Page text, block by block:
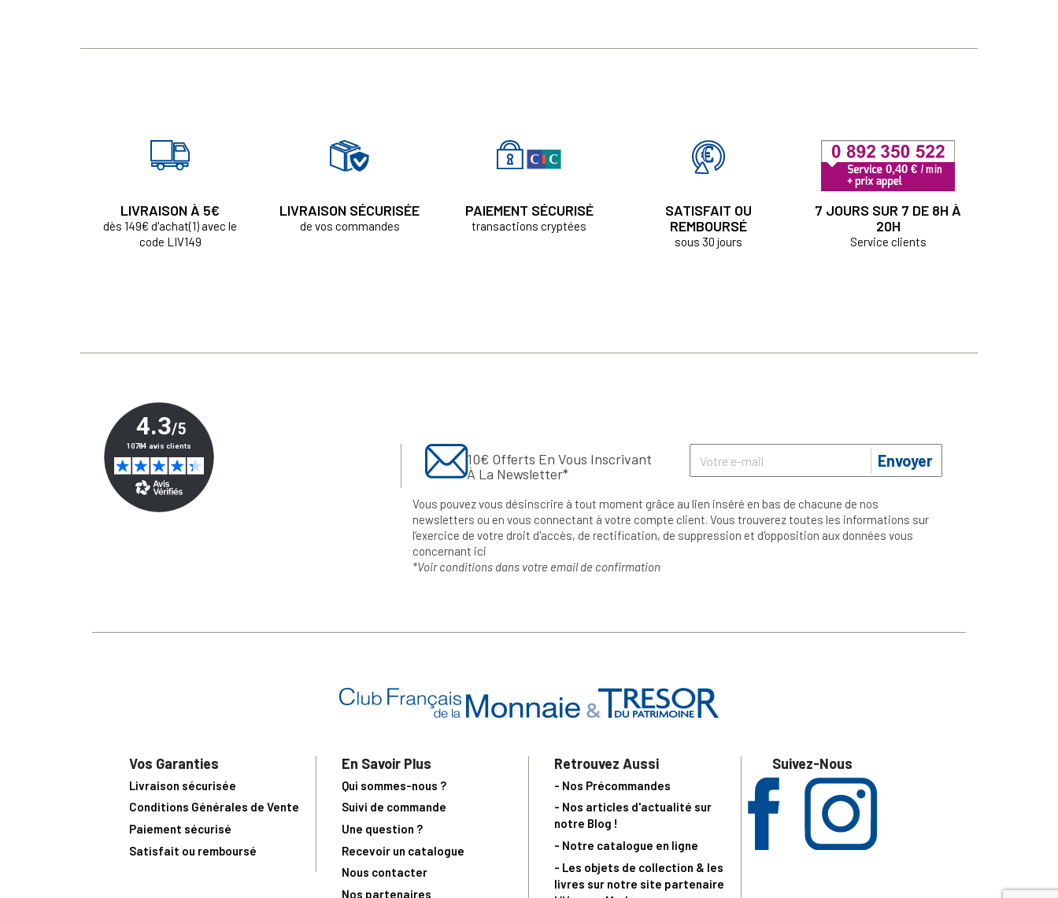
LIVRAISON À 5€
dès 149€ d'achat(1) avec le
code LIV149
LIVRAISON SÉCURISÉE
de vos commandes
PAIEMENT SÉCURISÉ
transactions cryptées
SATISFAIT OU
REMBOURSÉ
sous 30 jours
7 JOURS SUR 7 DE 8H À
20H
Service clients
10€ Offerts En Vous Inscrivant
À La Newsletter*
Envoyer
Vous pouvez vous désinscrire à tout moment grâce au lien inséré en bas de chacune de nos
newsletters ou en vous connectant à votre compte client. Vous trouverez toutes les informations sur
l’exercice de votre droit d'accès, de rectification, de suppression et d'opposition aux données vous
concernant ici
*Voir conditions dans votre email de confirmation
Vos Garanties
Livraison sécurisée
Conditions Générales de Vente
Paiement sécurisé
Satisfait ou remboursé
En Savoir Plus
Qui sommes-nous ?
Suivi de commande
Une question ?
Recevoir un catalogue
Nous contacter
Nos partenaires
Retrouvez Aussi
- Nos Précommandes
- Nos articles d'actualité sur
notre Blog !
- Notre catalogue en ligne
- Les objets de collection & les
livres sur notre site partenaire
Suivez-Nous